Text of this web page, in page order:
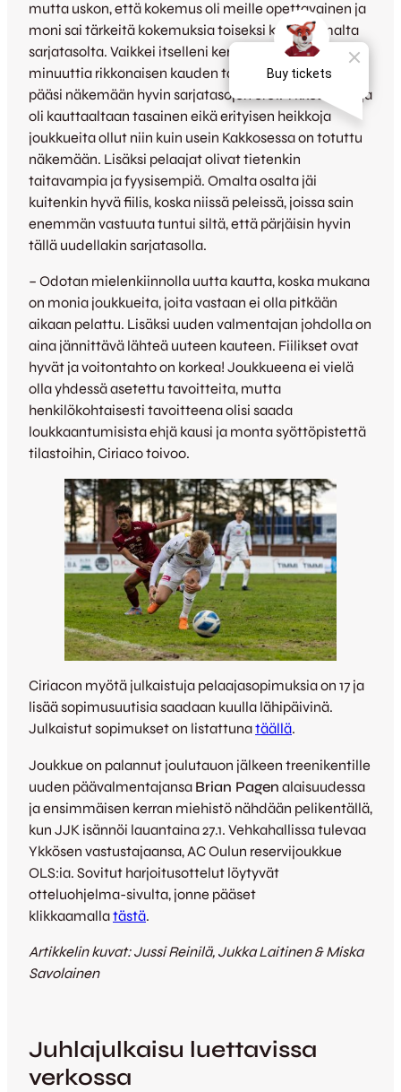
mutta uskon, että kokemus oli meille opettavainen ja
moni sai tärkeitä kokemuksia toiseksi korkeimmalta
sarjatasolta. Vaikkei itselleni kertynyt montaa
minuuttia rikkonaisen kauden takia niin kyllä siinä
pääsi näkemään hyvin sarjatasojen erot. Ykkösen sarja
oli kauttaaltaan tasainen eikä erityisen heikkoja
joukkueita ollut niin kuin usein Kakkosessa on totuttu
näkemään. Lisäksi pelaajat olivat tietenkin
taitavampia ja fyysisempiä. Omalta osalta jäi
kuitenkin hyvä fiilis, koska niissä peleissä, joissa sain
enemmän vastuuta tuntui siltä, että pärjäisin hyvin
tällä uudellakin sarjatasolla.
– Odotan mielenkiinnolla uutta kautta, koska mukana
on monia joukkueita, joita vastaan ei olla pitkään
aikaan pelattu. Lisäksi uuden valmentajan johdolla on
aina jännittävä lähteä uuteen kauteen. Fiilikset ovat
hyvät ja voitontahto on korkea! Joukkueena ei vielä
olla yhdessä asetettu tavoitteita, mutta
henkilökohtaisesti tavoitteena olisi saada
loukkaantumisista ehjä kausi ja monta syöttöpistettä
tilastoihin, Ciriaco toivoo.
Ciriacon myötä julkaistuja pelaajasopimuksia on 17 ja
lisää sopimusuutisia saadaan kuulla lähipäivinä.
Julkaistut sopimukset on listattunatäällä.
Joukkue on palannut joulutauon jälkeen treenikentille
uuden päävalmentajansa Brian Pagen alaisuudessa
ja ensimmäisen kerran miehistö nähdään pelikentällä,
kun JJK isännöi lauantaina 27.1. Vehkahallissa tulevaa
Ykkösen vastustajaansa, AC Oulun reservijoukkue
OLS:ia. Sovitut harjoitusottelut löytyvät
otteluohjelma-sivulta, jonne pääset
klikkaamallatästä.
Artikkelin kuvat: Jussi Reinilä, Jukka Laitinen & Miska
Savolainen
Juhlajulkaisu luettavissa
verkossa